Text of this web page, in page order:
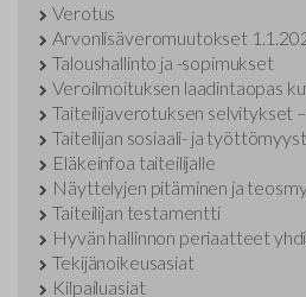
Verotus
Arvonlisäveromuutokset
Taloushallinto ja -sopimukset
Veroilmoituksen laadintaopas
Taiteilijaverotuksen selvitykset
Taiteilijan sosiaali- ja
Eläkeinfoa taiteilijalle
Näyttelyjen pitäminen ja
Taiteilijan testamentti
Hyvän hallinnon periaatteet
Tekijänoikeusasiat
Kilpailuasiat